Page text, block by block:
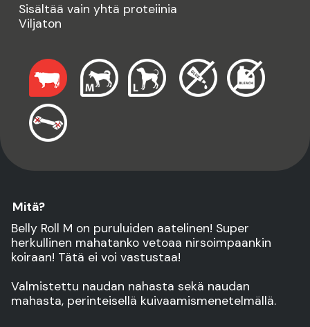
Sisältää vain yhtä proteiinia
Viljaton
Mitä?
Belly Roll M on puruluiden aatelinen! Super
herkullinen mahatanko vetoaa nirsoimpaankin
koiraan! Tätä ei voi vastustaa!
Valmistettu naudan nahasta sekä naudan
mahasta, perinteisellä kuivaamismenetelmällä.